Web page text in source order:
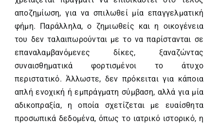
αποζημίωση, για να σπιλωθεί μία επαγγελματική
φήμη. Παράλληλα, ο ζημιωθείς και η οικογένεια
του δεν ταλαιπωρούνται με το να παρίστανται σε
επαναλαμβανόμενες δίκες, ξαναζώντας
συναισθηματικά φορτισμένοι το άτυχο
περιστατικό. Άλλωστε, δεν πρόκειται για κάποια
απλή ενοχική ή εμπράγματη σύμβαση, αλλά για μία
αδικοπραξία, η οποία σχετίζεται με ευαίσθητα
προσωπικά δεδομένα, όπως το ιατρικό ιστορικό, η